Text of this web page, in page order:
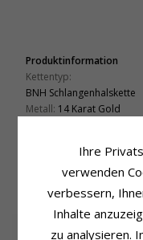
Produktinformation
Kettentyp:
BNH Schlangenhalskette
Metall: 14 Karat Gold
Ihre
verwenden
verbessern,
Inhalte
zu analysieren.